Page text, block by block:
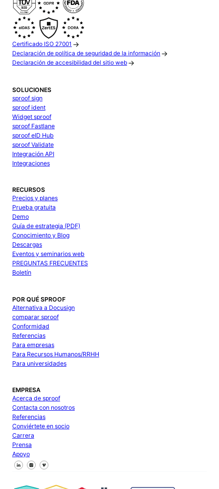
Certificado ISO 27001
Declaración de política de seguridad de la información
Declaración de accesibilidad del sitio web
SOLUCIONES
sproof sign
sproof ident
Widget sproof
sproof Fastlane
sproof eID Hub
sproof Validate
Integración API
Integraciones
RECURSOS
Precios y planes
Prueba gratuita
Demo
Guía de estrategia (PDF)
Conocimiento y Blog
Descargas
Eventos y seminarios web
PREGUNTAS FRECUENTES
Boletín
POR QUÉ SPROOF
Alternativa a Docusign
comparar sproof
Conformidad
Referencias
Para empresas
Para Recursos Humanos/RRHH
Para universidades
EMPRESA
Acerca de sproof
Contacta con nosotros
Referencias
Conviértete en socio
Carrera
Prensa
Apoyo
Síguenos en Facebook
Síguenos en X
Síguenos en LinkedIn